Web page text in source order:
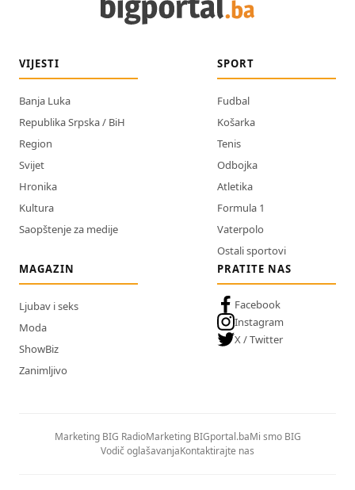
VIJESTI
Banja Luka
Republika Srpska / BiH
Region
Svijet
Hronika
Kultura
Saopštenje za medije
SPORT
Fudbal
Košarka
Tenis
Odbojka
Atletika
Formula 1
Vaterpolo
Ostali sportovi
MAGAZIN
Ljubav i seks
Moda
ShowBiz
Zanimljivo
PRATITE NAS
Facebook
Instagram
X / Twitter
Marketing BIG RadioMarketing BIGportal.baMi smo BIG
Vodič oglašavanjaKontaktirajte nas